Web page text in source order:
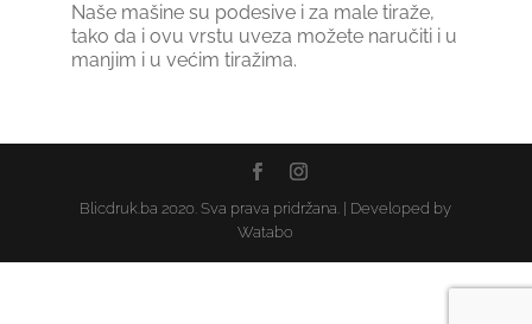
Naše mašine su podesive i za male tiraže,
tako da i ovu vrstu uveza možete naručiti i u
manjim i u većim tiražima.
Blicdruk.ba 2020. Sva prava pridržana. | Developed by
Watabo